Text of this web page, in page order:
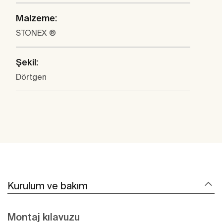
Malzeme:
STONEX ®
Şekil:
Dörtgen
Kurulum ve bakım
Montaj kılavuzu